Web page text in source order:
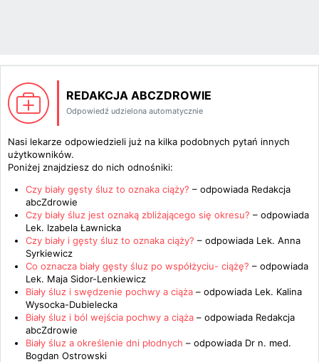
REDAKCJA ABCZDROWIE
Odpowiedź udzielona automatycznie
Nasi lekarze odpowiedzieli już na kilka podobnych pytań innych
użytkowników.
Poniżej znajdziesz do nich odnośniki:
Czy biały gęsty śluz to oznaka ciąży? – odpowiada Redakcja
abcZdrowie
Czy biały śluz jest oznaką zbliżającego się okresu? – odpowiada
Lek. Izabela Ławnicka
Czy biały i gęsty śluz to oznaka ciąży? – odpowiada Lek. Anna
Syrkiewicz
Co oznacza biały gęsty śluz po współżyciu- ciążę? – odpowiada
Lek. Maja Sidor-Lenkiewicz
Biały śluz i swędzenie pochwy a ciąża – odpowiada Lek. Kalina
Wysocka-Dubielecka
Biały śluz i ból wejścia pochwy a ciąża – odpowiada Redakcja
abcZdrowie
Biały śluz a określenie dni płodnych – odpowiada Dr n. med.
Bogdan Ostrowski